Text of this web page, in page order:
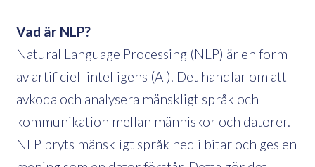
Vad är NLP?
Natural Language Processing (NLP) är en form
av artificiell intelligens (AI). Det handlar om att
avkoda och analysera mänskligt språk och
kommunikation mellan människor och datorer. I
NLP bryts mänskligt språk ned i bitar och ges en